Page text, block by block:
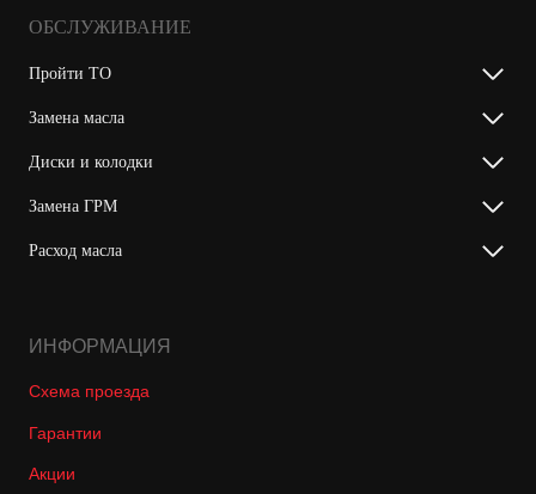
ОБСЛУЖИВАНИЕ
Пройти ТО
Замена масла
Диски и колодки
Замена ГРМ
Расход масла
ИНФОРМАЦИЯ
Схема проезда
Гарантии
Акции